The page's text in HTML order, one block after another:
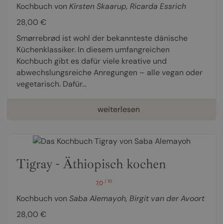
Kochbuch von Kirsten Skaarup, Ricarda Essrich
28,00 €
Smørrebrød ist wohl der bekannteste dänische
Küchenklassiker. In diesem umfangreichen
Kochbuch gibt es dafür viele kreative und
abwechslungsreiche Anregungen – alle vegan oder
vegetarisch. Dafür...
weiterlesen
Tigray - Äthiopisch kochen
7,0/ 10
Kochbuch von Saba Alemayoh, Birgit van der Avoort
28,00 €